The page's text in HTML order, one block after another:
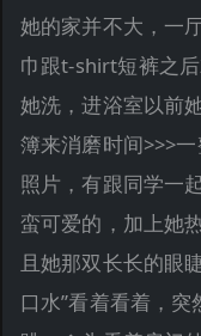
她的家并不大，一
巾跟t-shirt短裤之
她洗，进浴室以前
簿来消磨时间>>>
照片，有跟同学一
蛮可爱的，加上她
且她那双长长的眼
口水”看着看着，